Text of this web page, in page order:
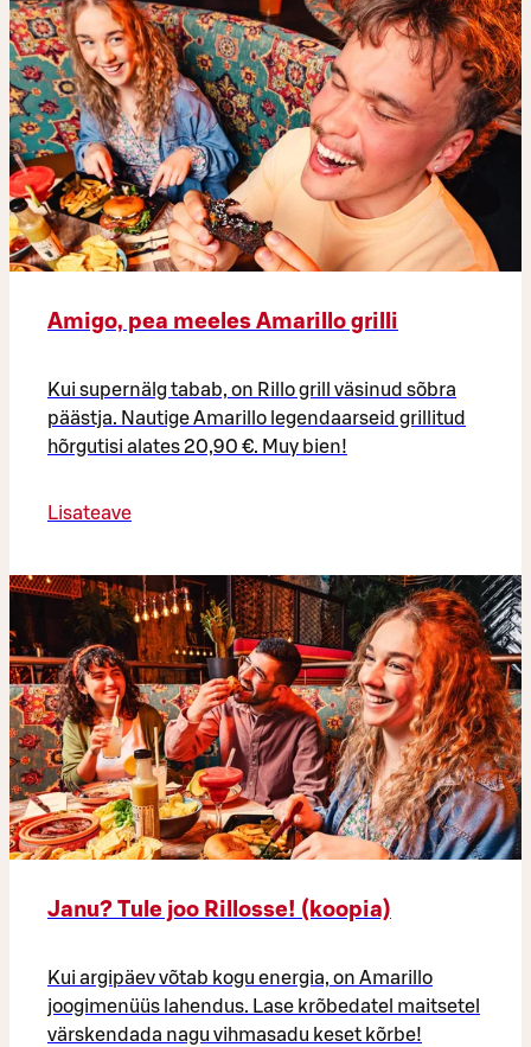
Amigo, pea meeles Amarillo grilli
Kui supernälg tabab, on Rillo grill väsinud sõbra
päästja. Nautige Amarillo legendaarseid grillitud
hõrgutisi alates 20,90 €. Muy bien!
Lisateave
Janu? Tule joo Rillosse! (koopia)
Kui argipäev võtab kogu energia, on Amarillo
joogimenüüs lahendus. Lase krõbedatel maitsetel
värskendada nagu vihmasadu keset kõrbe!